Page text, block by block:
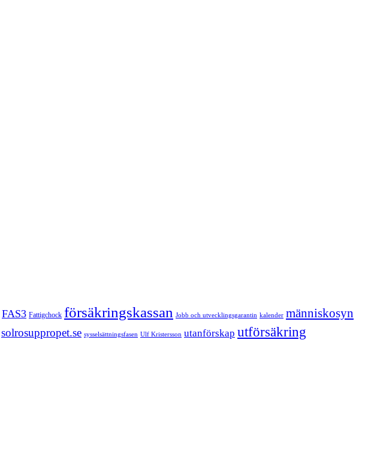
FAS3 Fattigchock försäkringskassan Jobb och utvecklingsgarantin kalender människosyn
solrosuppropet.se sysselsättningsfasen Ulf Kristersson utanförskap utförsäkring